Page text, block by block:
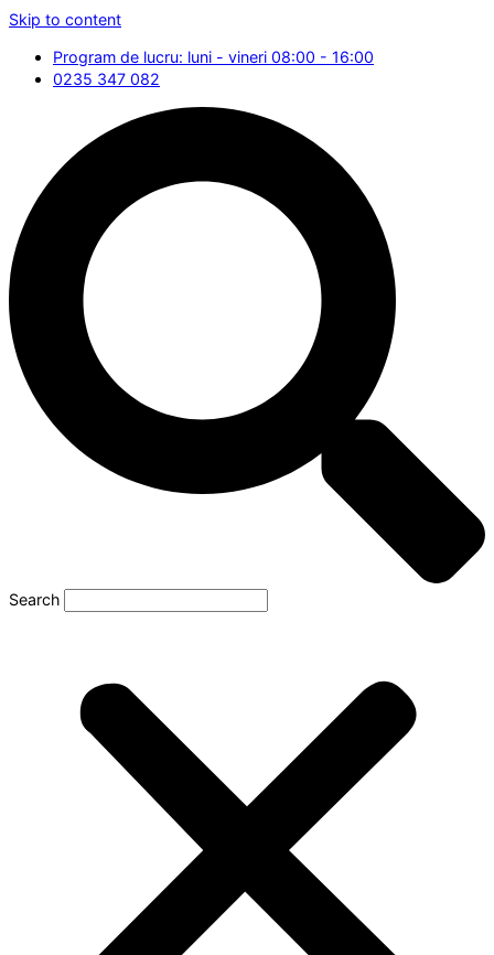
Skip to content
Program de lucru: luni - vineri 08:00 - 16:00
0235 347 082
Search